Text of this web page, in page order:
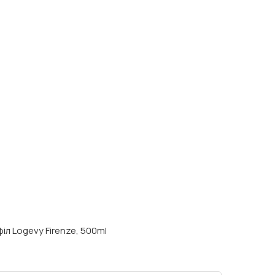
Logevy Firenze, 500ml